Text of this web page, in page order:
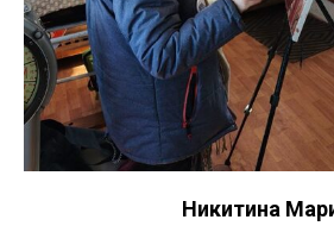
Никитина